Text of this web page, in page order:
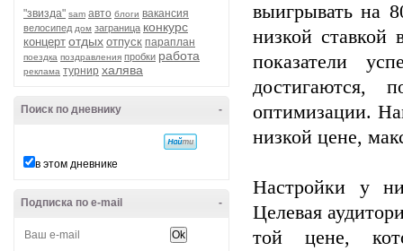
"звизда" sam авто блоги вакансия
велосипед дом заграница конкурс
концерт отдых отпуск параплан
поездка поздравления пробки работа
реклама турнир халява
-
Поиск по дневнику
в этом дневнике
-
Подписка по e-mail
выигрывать на
низкой
показатели
достигаются,
оптимизации.
низкой цене,
Настройки у
Целевая
той цене,